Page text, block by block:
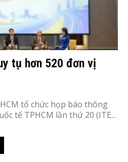
tụ hơn 520 đơn vị
tổ chức họp báo thông
tế TPHCM lần thứ 20 (ITE...